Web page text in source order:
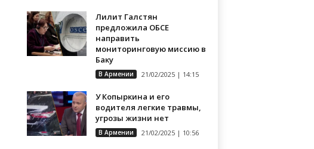
Лилит Галстян
предложила ОБСЕ
направить
мониторинговую миссию в
Баку
В Армении 21/02/2025 | 14:15
У Копыркина и его
водителя легкие травмы,
угрозы жизни нет
В Армении 21/02/2025 | 10:56